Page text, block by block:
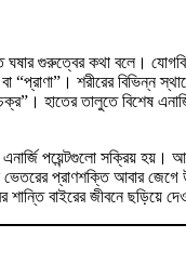
ঘষার গুরুত্বের কথা বলে।
“প্রাণা”। শরীরের বিভিন্ন
হাতের তালুতে বিশেষ
পয়েন্টগুলো সক্রিয় হয়।
ভেতরের প্রাণশক্তি আবার
বাইরের জীবনে ছড়িয়ে